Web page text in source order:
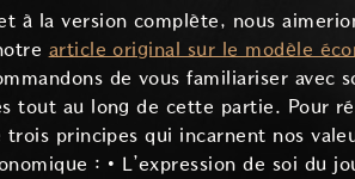
à la version complète, nous
article original sur le modèle
de vous familiariser avec
tout au long de cette partie. Pour
principes qui incarnent nos
: • L’expression de soi du